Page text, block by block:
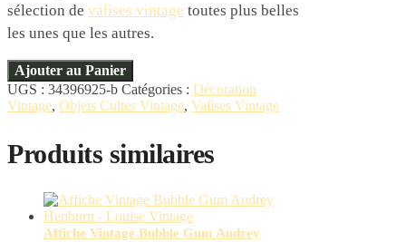
sélection de valises vintage toutes plus belles
les unes que les autres.
Ajouter au Panier
UGS : 34396925-b Catégories : Décoration
Vintage, Objets Cultes Vintage, Valises Vintage
Produits similaires
Affiche Vintage Bubble Gum Audrey